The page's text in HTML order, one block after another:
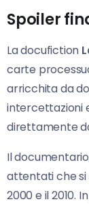
Spoiler
La docufiction
carte
arricchita da
intercettazioni
direttamente
Il
attentati che si
2000 e il 2010.